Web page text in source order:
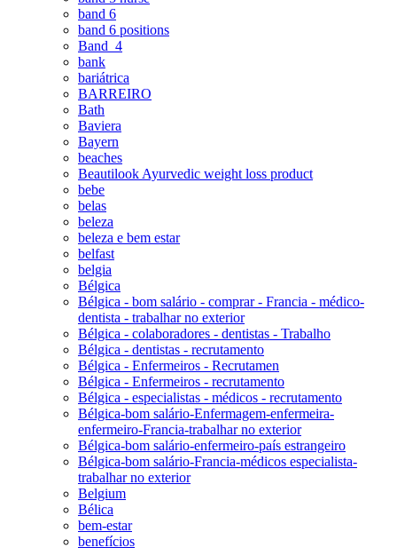
band 6
band 6 positions
Band_4
bank
bariátrica
BARREIRO
Bath
Baviera
Bayern
beaches
Beautilook Ayurvedic weight loss product
bebe
belas
beleza
beleza e bem estar
belfast
belgia
Bélgica
Bélgica - bom salário - comprar - Francia - médico-
dentista - trabalhar no exterior
Bélgica - colaboradores - dentistas - Trabalho
Bélgica - dentistas - recrutamento
Bélgica - Enfermeiros - Recrutamen
Bélgica - Enfermeiros - recrutamento
Bélgica - especialistas - médicos - recrutamento
Bélgica-bom salário-Enfermagem-enfermeira-
enfermeiro-Francia-trabalhar no exterior
Bélgica-bom salário-enfermeiro-país estrangeiro
Bélgica-bom salário-Francia-médicos especialista-
trabalhar no exterior
Belgium
Bélica
bem-estar
benefícios